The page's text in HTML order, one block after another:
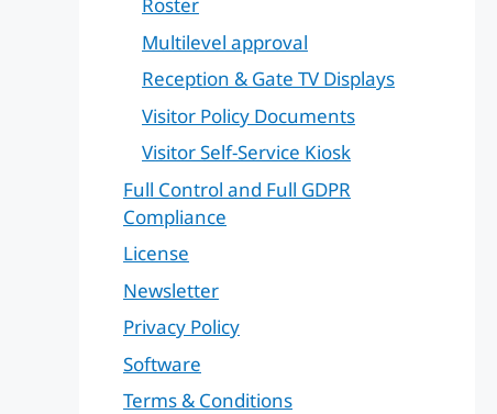
Multilevel approval
Reception & Gate TV Displays
Visitor Policy Documents
Visitor Self-Service Kiosk
Full Control and Full GDPR
Compliance
License
Newsletter
Privacy Policy
Software
Terms & Conditions